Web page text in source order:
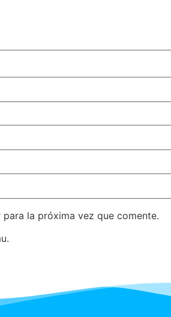
la próxima vez que comente.